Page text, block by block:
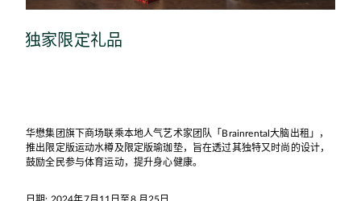
独家限定礼品
华懋集团旗下商场联乘本地人气艺术家团队「Brainrental大脑出租」，
推出限定版运动水樽及限定版瑜珈垫，旨在透过其独特又时尚的设计，
鼓励全民参与体育运动，提升身心健康。